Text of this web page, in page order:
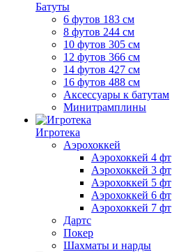
Батуты
6 футов 183 см
8 футов 244 см
10 футов 305 см
12 футов 366 см
14 футов 427 см
16 футов 488 см
Аксессуары к батутам
Минитрамплины
Игротека
Аэрохоккей
Аэрохоккей 4 фт
Аэрохоккей 3 фт
Аэрохоккей 5 фт
Аэрохоккей 6 фт
Аэрохоккей 7 фт
Дартс
Покер
Шахматы и нарды